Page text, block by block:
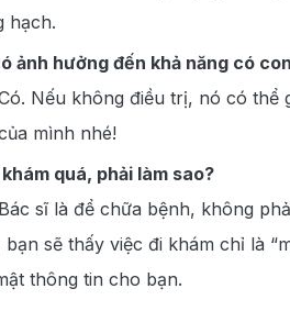
hạch.
ảnh hưởng đến khả năng có
Nếu không điều trị, nó có thể
mình nhé!
quá, phải làm sao?
Bác sĩ là để chữa bệnh, không
sẽ thấy việc đi khám chỉ là
thông tin cho bạn.